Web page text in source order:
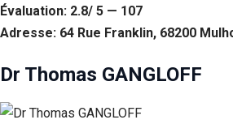
Évaluation: 2.8/ 5 — 107
Adresse: 64 Rue Franklin, 68200
Dr Thomas GANGLOFF
Experience
site Web
aussi bien que
possible lors
Si vous